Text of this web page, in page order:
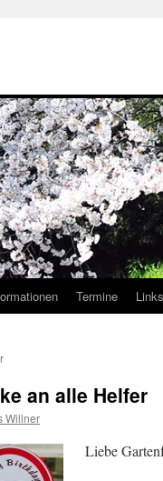
Termine Links
an alle Helfer
Willner
Liebe